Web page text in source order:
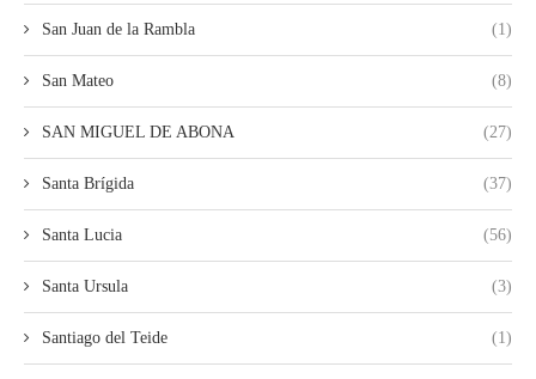
San Juan de la Rambla (1)
San Mateo (8)
SAN MIGUEL DE ABONA (27)
Santa Brígida (37)
Santa Lucia (56)
Santa Ursula (3)
Santiago del Teide (1)